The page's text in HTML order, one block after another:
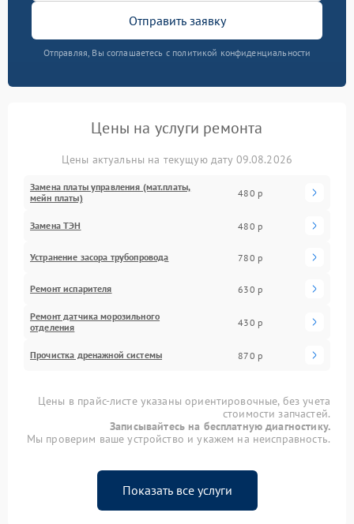
Отправить заявку
Отправляя, Вы соглашаетесь с политикой конфиденциальности
Цены на услуги ремонта
Цены актуальны на текущую дату 09.08.2026
Замена платы управления (мат.платы,
мейн платы)
480 р
Замена ТЭН 480 р
Устранение засора трубопровода 780 р
Ремонт испарителя 630 р
Ремонт датчика морозильного
отделения
430 р
Прочистка дренажной системы 870 р
Цены в прайс-листе указаны ориентировочные, без учета
стоимости запчастей.
Записывайтесь на бесплатную диагностику.
Мы проверим ваше устройство и укажем на неисправность.
Показать все услуги